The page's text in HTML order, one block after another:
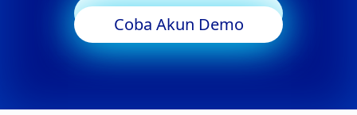
Mulai Trading
Coba Akun Demo